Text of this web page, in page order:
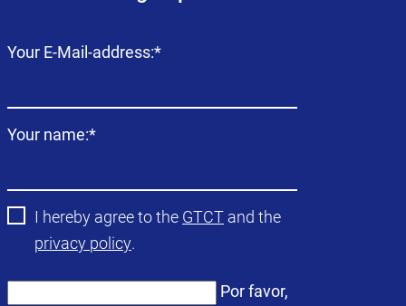
Campo
Your E-Mail-address:*
Campo
Your name:*
I hereby agree to the GTCT and the
privacy policy.
Por favor,